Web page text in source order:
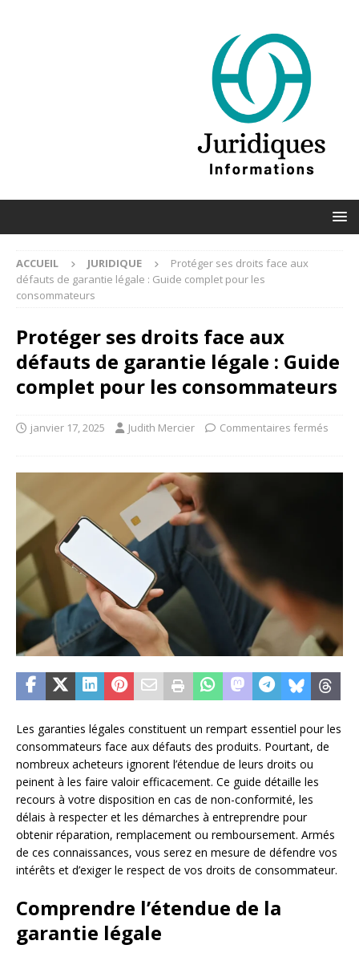
ACCUEIL JURIDIQUE
Protéger ses droits face aux
défauts de garantie légale : Guide complet pour les
consommateurs
Protéger ses droits face aux
défauts de garantie légale : Guide
complet pour les consommateurs
janvier 17, 2025 Judith Mercier Commentaires fermés
Les garanties légales constituent un rempart essentiel pour les
consommateurs face aux défauts des produits. Pourtant, de
nombreux acheteurs ignorent l’étendue de leurs droits ou
peinent à les faire valoir efficacement. Ce guide détaille les
recours à votre disposition en cas de non-conformité, les
délais à respecter et les démarches à entreprendre pour
obtenir réparation, remplacement ou remboursement. Armés
de ces connaissances, vous serez en mesure de défendre vos
intérêts et d’exiger le respect de vos droits de consommateur.
Comprendre l’étendue de la
garantie légale